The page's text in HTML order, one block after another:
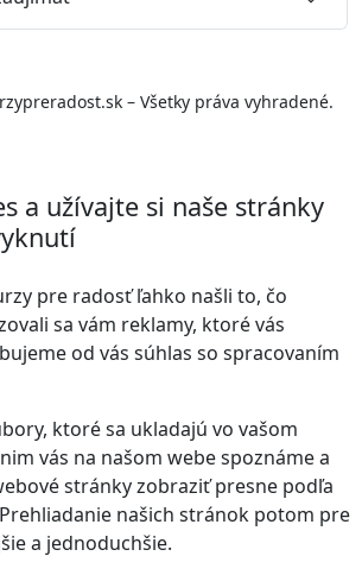
– Všetky práva vyhradené.
a užívajte si naše stránky
pre radosť ľahko našli to, čo
sa vám reklamy, ktoré vás
od vás súhlas so spracovaním
ktoré sa ukladajú vo vašom
vás na našom webe spoznáme a
stránky zobraziť presne podľa
našich stránok potom pre
a jednoduchšie.